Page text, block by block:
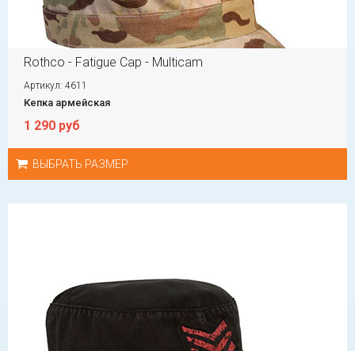
Rothco - Fatigue Cap - Multicam
Артикул: 4611
Кепка армейская
1 290 руб
ВЫБРАТЬ РАЗМЕР